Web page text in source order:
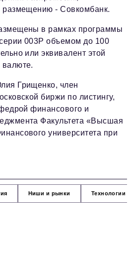
размещению - Совкомбанк.
в рамках программы
003P объемом до 100
или эквивалент этой
Грищенко, член
биржи по листингу,
финансового и
Факультета «Высшая
университета при
Ниши и рынки Технологии